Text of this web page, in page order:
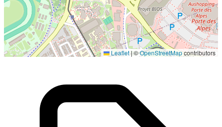
Localisation en cours...
Leaflet|©OpenStreetMapcontributors